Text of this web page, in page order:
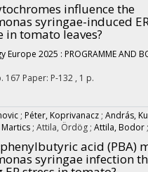
influence the
syringae-induced
in tomato leaves?
Europe 2025 : PROGRAMME AND
167 Paper: P-132 , 1 p.
; Péter, Koprivanacz ; András,
; Attila, Ördög ; Attila, Bodor ;
acid (PBA)
syringae infection